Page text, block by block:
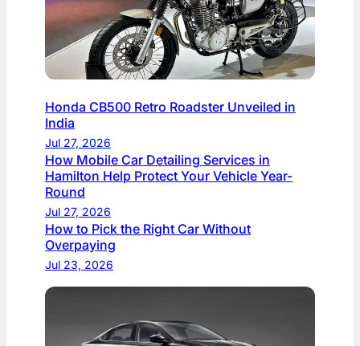
Honda CB500 Retro Roadster Unveiled in
India
Jul 27, 2026
How Mobile Car Detailing Services in
Hamilton Help Protect Your Vehicle Year-
Round
Jul 27, 2026
How to Pick the Right Car Without
Overpaying
Jul 23, 2026